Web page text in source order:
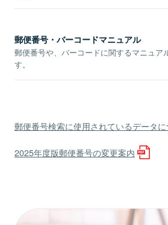
郵便番号・バーコードマニュアル
郵便番号や、バーコードに関するマニュア
す。
郵便番号検索に使用されているデータに
2025年度版郵便番号の変更案内